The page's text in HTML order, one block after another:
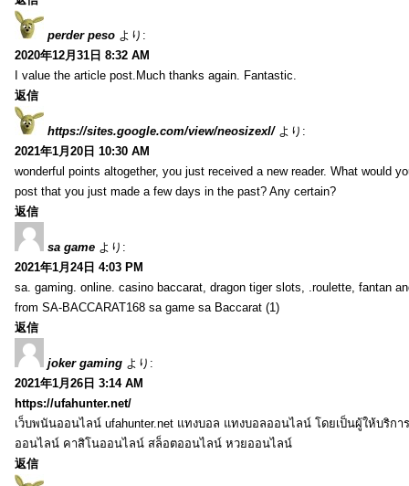
perder peso より:
2020年12月31日 8:32 AM
I value the article post.Much thanks again. Fantastic.
返信
https://sites.google.com/view/neosizexl/ より:
2021年1月20日 10:30 AM
wonderful points altogether, you just received a new reader. What would
post that you just made a few days in the past? Any certain?
返信
sa game より:
2021年1月24日 4:03 PM
sa. gaming. online. casino baccarat, dragon tiger slots, .roulette, fantan
from SA-BACCARAT168 sa game sa Baccarat (1)
返信
joker gaming より:
2021年1月26日 3:14 AM
https://ufahunter.net/
เว็บพนันออนไลน์ ufahunter.net แทงบอล แทงบอลออนไลน์ โดยเป็นผู้ให้บริกา
ออนไลน์ คาสิโนออนไลน์ สล็อตออนไลน์ หวยออนไลน์
返信